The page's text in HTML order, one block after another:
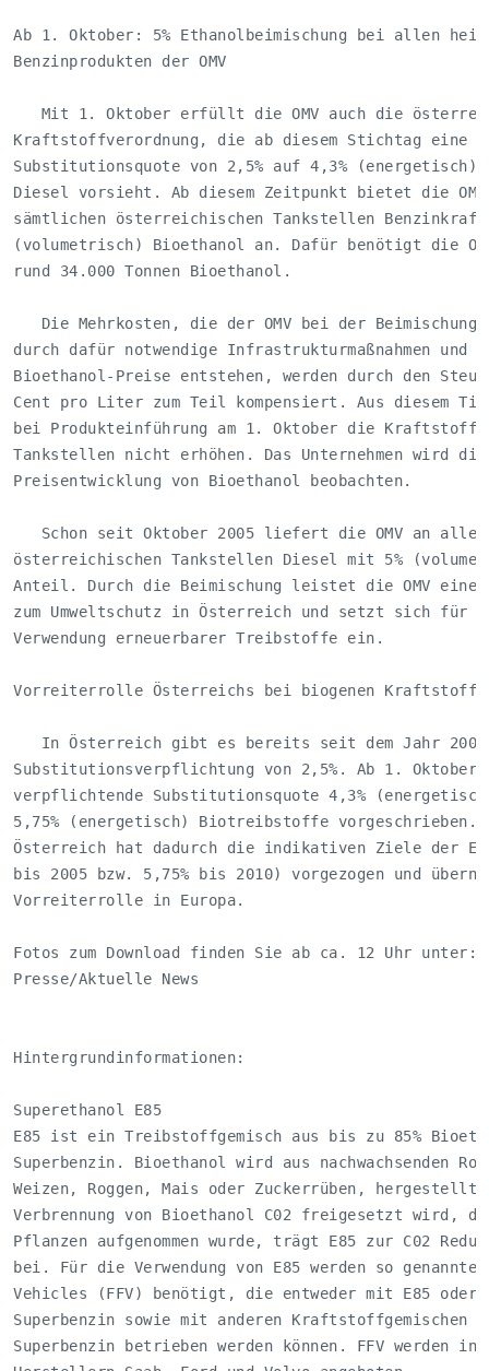
Ab 1. Oktober: 5% Ethanolbeimischung bei allen
Benzinprodukten der OMV
Mit 1. Oktober erfüllt die OMV auch die
Kraftstoffverordnung, die ab diesem Stichtag eine
Substitutionsquote von 2,5% auf 4,3% (energetisch)
Diesel vorsieht. Ab diesem Zeitpunkt bietet die OMV
sämtlichen österreichischen Tankstellen
(volumetrisch) Bioethanol an. Dafür benötigt die
rund 34.000 Tonnen Bioethanol.
Die Mehrkosten, die der OMV bei der Beimischung
durch dafür notwendige Infrastrukturmaßnahmen und
Bioethanol-Preise entstehen, werden durch den
Cent pro Liter zum Teil kompensiert. Aus diesem
bei Produkteinführung am 1. Oktober die
Tankstellen nicht erhöhen. Das Unternehmen wird
Preisentwicklung von Bioethanol beobachten.
Schon seit Oktober 2005 liefert die OMV an alle
österreichischen Tankstellen Diesel mit 5%
Anteil. Durch die Beimischung leistet die OMV
zum Umweltschutz in Österreich und setzt sich für
Verwendung erneuerbarer Treibstoffe ein.
Vorreiterrolle Österreichs bei biogenen
In Österreich gibt es bereits seit dem Jahr
Substitutionsverpflichtung von 2,5%. Ab 1. Oktober
verpflichtende Substitutionsquote 4,3%
5,75% (energetisch) Biotreibstoffe vorgeschrieben.
Österreich hat dadurch die indikativen Ziele der EU-
bis 2005 bzw. 5,75% bis 2010) vorgezogen und
Vorreiterrolle in Europa.
Fotos zum Download finden Sie ab ca. 12 Uhr unter:
Presse/Aktuelle News
Hintergrundinformationen:
Superethanol E85
E85 ist ein Treibstoffgemisch aus bis zu 85%
Superbenzin. Bioethanol wird aus nachwachsenden
Weizen, Roggen, Mais oder Zuckerrüben,
Verbrennung von Bioethanol C02 freigesetzt wird,
Pflanzen aufgenommen wurde, trägt E85 zur C02
bei. Für die Verwendung von E85 werden so
Vehicles (FFV) benötigt, die entweder mit E85 oder
Superbenzin sowie mit anderen Kraftstoffgemischen
Superbenzin betrieben werden können. FFV werden